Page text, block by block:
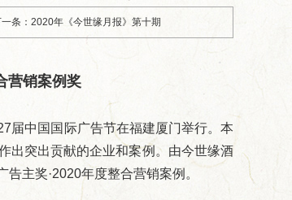
条：2020年《今世缘月报》第十期
营销案例奖
中国国际广告节在福建厦门举行。本
出突出贡献的企业和案例。由今世缘酒
主奖·2020年度整合营销案例。